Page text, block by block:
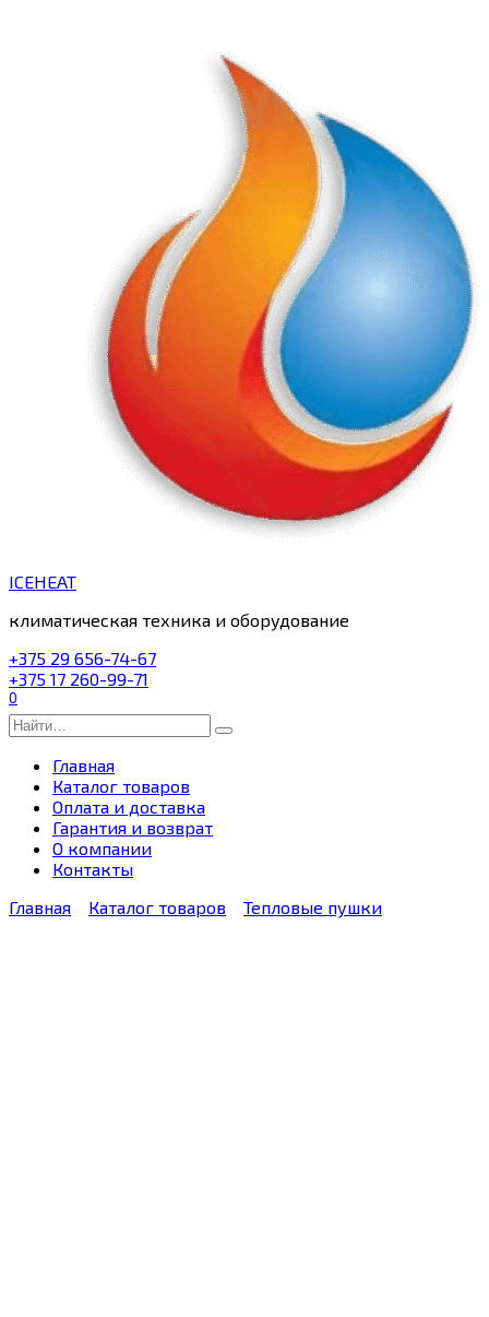
ICEHEAT
климатическая техника и оборудование
+375 29 656-74-67
+375 17 260-99-71
0
Search
for:
Главная
Каталог товаров
Оплата и доставка
Гарантия и возврат
О компании
Контакты
Главная
Каталог товаров Тепловые пушки